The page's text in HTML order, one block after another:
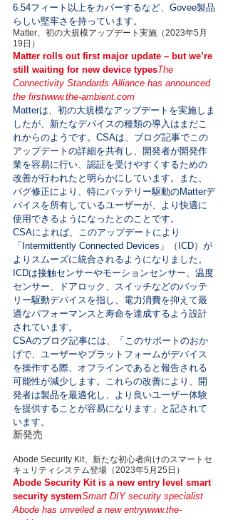
6.54フィート以上をカバーするなど、Govee製品
らしい堅牢さを持っています。
Matter、初の大規模アップデート実施（2023年5月
19日）
Matter rolls out first major update – but we’re
still waiting for new device typesThe
Connectivity Standards Alliance has announced
the firstwww.the-ambient.com
Matterは、初の大規模なアップデートを実施しま
したが、新たなデバイスの種類の導入はまだこ
れからのようです。CSAは、ブログ記事でこの
アップデートの詳細を共有し、開発者が開発作
業を容易に行い、認証を受けやすくするための
改善が行われたと明らかにしています。また、
バグ修正により、特にバッテリー駆動のMatterデ
バイスを所有しているユーザーが、より快適に
使用できるようになったとのことです。
CSAによれば、このアップデートにより
「Intermittently Connected Devices」（ICD）が
よりスムーズに統合されるようになりました。
ICDは接触センサーやモーションセンサー、温度
センサー、ドアロック、スイッチなどのバッテ
リー駆動デバイスを指し、電力消費を抑えて最
適なパフォーマンスと寿命を達成するよう設計
されています。
CSAのブログ記事には、「このサポートのおか
げで、ユーザーやプラットフォームがデバイス
を操作する際、オフラインであると報告される
可能性が減少します。これらの改善により、開
発者は製品を最適化し、より良いユーザー体験
を提供することが容易になります」と記されて
います。
新発売
Abode Security Kit、新たな初心者向けのスマートセ
キュリティシステム登場（2023年5月25日）
Abode Security Kit is a new entry level smart
security systemSmart DIY security specialist
Abode has unveiled a new entrywww.the-